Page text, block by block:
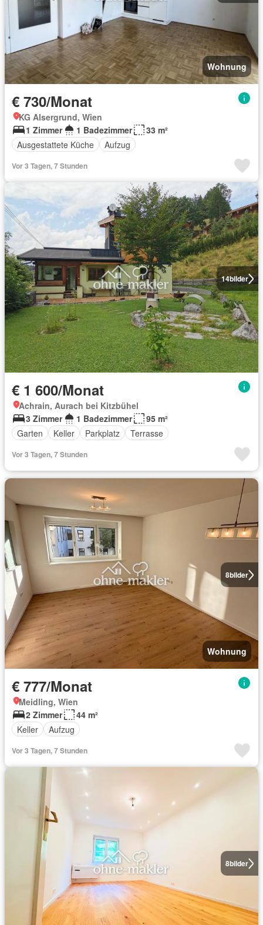
Wohnung
€ 730/Monat
KG Alsergrund, Wien
1 Zimmer
1 Badezimmer
33 m²
Ausgestattete Küche
Aufzug
Vor 3 Tagen, 7 Stunden
14bilder
€ 1 600/Monat
Achrain, Aurach bei Kitzbühel
3 Zimmer
1 Badezimmer
95 m²
Garten
Keller Parkplatz Terrasse
Vor 3 Tagen, 7 Stunden
8bilder
Wohnung
€ 777/Monat
Meidling, Wien
2 Zimmer
44 m²
Keller
Aufzug
Vor 3 Tagen, 7 Stunden
8bilder